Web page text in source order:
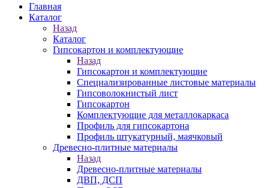
Главная
Каталог
Назад
Каталог
Гипсокартон и комплектующие
Назад
Гипсокартон и комплектующие
Специализированные листовые материалы
Гипсоволокнистый лист
Гипсокартон
Комплектующие для металлокаркаса
Профиль для гипсокартона
Профиль штукатурный, маячковый
Древесно-плитные материалы
Назад
Древесно-плитные материалы
ДВП, ДСП